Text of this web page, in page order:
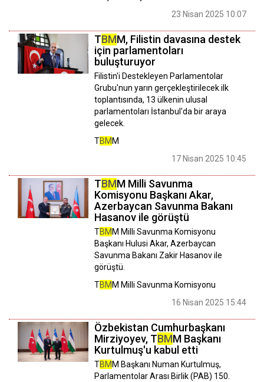
23 Nisan 2025 10:07
TBMM, Filistin davasına destek
için parlamentoları
buluşturuyor
Filistin'i Destekleyen Parlamentolar
Grubu'nun yarın gerçekleştirilecek ilk
toplantısında, 13 ülkenin ulusal
parlamentoları İstanbul'da bir araya
gelecek.
TBM M
17 Nisan 2025 10:45
TBMM Milli Savunma
Komisyonu Başkanı Akar,
Azerbaycan Savunma Bakanı
Hasanov ile görüştü
TBM M Milli Savunma Komisyonu
Başkanı Hulusi Akar, Azerbaycan
Savunma Bakanı Zakir Hasanov ile
görüştü.
TBM M Milli Savunma Komisyonu
16 Nisan 2025 15:44
Özbekistan Cumhurbaşkanı
Mirziyoyev, TBMM Başkanı
Kurtulmuş'u kabul etti
TBM M Başkanı Numan Kurtulmuş,
Parlamentolar Arası Birlik (PAB) 150.